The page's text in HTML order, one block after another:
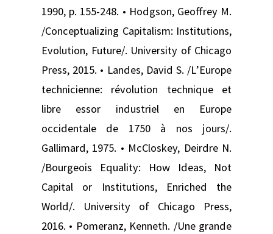
1990, p. 155-248. • Hodgson, Geoffrey M.
/Conceptualizing Capitalism: Institutions,
Evolution, Future/. University of Chicago
Press, 2015. • Landes, David S. /L’Europe
technicienne: révolution technique et
libre essor industriel en Europe
occidentale de 1750 à nos jours/.
Gallimard, 1975. • McCloskey, Deirdre N.
/Bourgeois Equality: How Ideas, Not
Capital or Institutions, Enriched the
World/. University of Chicago Press,
2016. • Pomeranz, Kenneth. /Une grande